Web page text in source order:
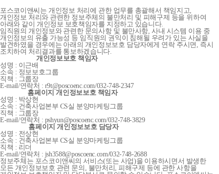
포스코이앤씨는 개인정보 처리에 관한 업무를 총괄해서 책임지고,
개인정보 처리와 관련한 정보주체의 불만처리 및 피해구제 등을 위하여
아래와 같이 개인정보 보호책임자를 지정하고 있습니다.
임직원의 개인정보와 관련한 문의사항 및 불만사항, 사내 시스템 이용 중
개인정보의 유출 가능성 등 임직원의 권익이 침해될 우려가 있는 사실을
발견하였을 경우에는 아래의 개인정보보호 담당자에게 연락 주시면, 즉시
조치하여 처리결과를 통보하겠습니다.
개인정보보호 책임자
성명 : 이근배
소속 : 정보보호그룹
직책 : 그룹장
E-mail/연락처 : r9t@poscoenc.com/032-748-2347
홈페이지 개인정보보호 책임자
성명 : 박상현
소속 : 건축사업본부 CS실 분양마케팅그룹
직책 : 그룹장
E-mail/연락처 : pshyun@poscoenc.com/032-748-3829
홈페이지 개인정보보호 담당자
성명 : 전상현
소속 : 건축사업본부 CS실 분양마케팅그룹
직책 : 리더
E-mail/연락처 : jsh3588@poscoenc.com/032-748-2688
정보주체는 포스코이앤씨의 서비스(또는 사업)을 이용하시면서 발생한
모든 개인정보보호 관련 문의, 불만처리, 피해구제 등에 관한 사항을